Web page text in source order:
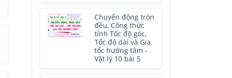
Chuyển động tròn
đều, Công thức
tính Tốc độ góc,
Tốc độ dài và Gia
tốc hướng tâm -
Vật lý 10 bài 5